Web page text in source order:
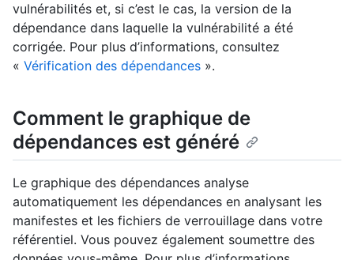
vulnérabilités et, si c’est le cas, la version de la
dépendance dans laquelle la vulnérabilité a été
corrigée. Pour plus d’informations, consultez
« Vérification des dépendances ».
Comment le graphique de
dépendances est généré
Le graphique des dépendances analyse
automatiquement les dépendances en analysant les
manifestes et les fichiers de verrouillage dans votre
référentiel. Vous pouvez également soumettre des